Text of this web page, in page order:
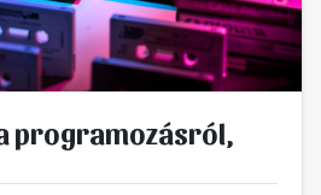
programozásról,